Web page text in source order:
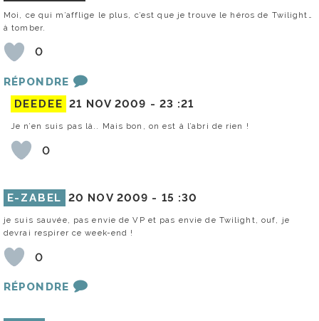
Moi, ce qui m’afflige le plus, c’est que je trouve le héros de Twilight…
à tomber.
0
RÉPONDRE
DEEDEE 21 NOV 2009 - 23 :21
Je n’en suis pas là.. Mais bon, on est à l’abri de rien !
0
E-ZABEL 20 NOV 2009 - 15 :30
je suis sauvée, pas envie de VP et pas envie de Twilight, ouf, je
devrai respirer ce week-end !
0
RÉPONDRE